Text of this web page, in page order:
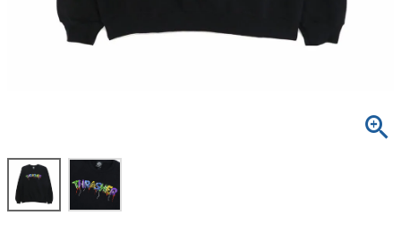
8.0inch
8.4inch
8.1inch
8.5inch
59mm
64mm
パーツ・その他
練習用アイテム（初心者におすすめ）
スケートケース・バッグ
25.5cm
27.5cm
長袖ボタンシャツ
キャップ
ソックス